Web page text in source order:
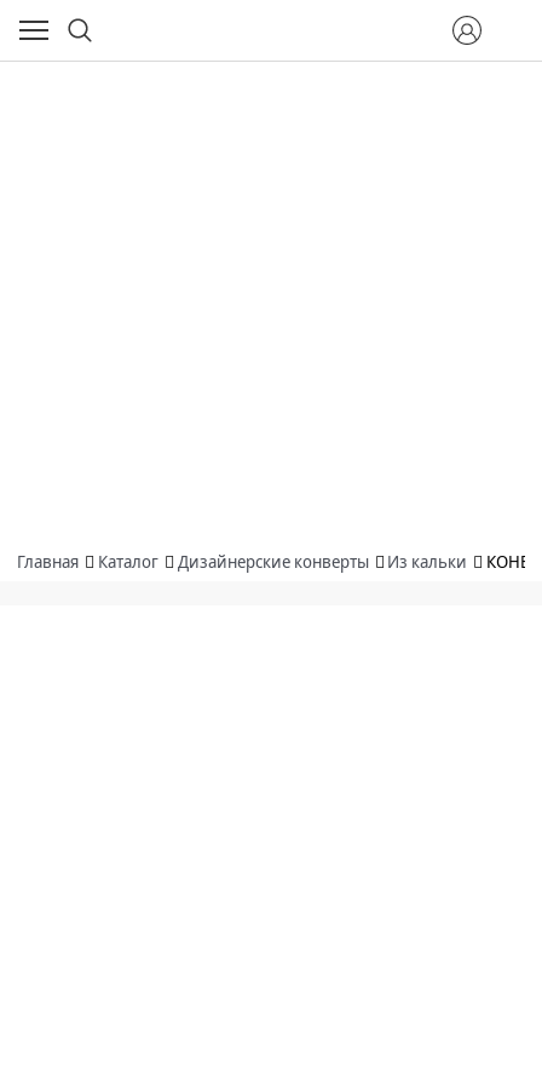
Главная Каталог Дизайнерские конверты Из кальки